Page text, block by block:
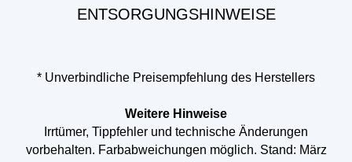
ENTSORGUNGSHINWEISE
* Unverbindliche Preisempfehlung des Herstellers
Weitere Hinweise
Irrtümer, Tippfehler und technische Änderungen
vorbehalten. Farbabweichungen möglich. Stand: März